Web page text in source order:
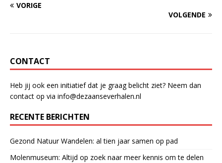
VORIGE
VOLGENDE
CONTACT
Heb jij ook een initiatief dat je graag belicht ziet? Neem dan
contact op via info@dezaanseverhalen.nl
RECENTE BERICHTEN
Gezond Natuur Wandelen: al tien jaar samen op pad
Molenmuseum: Altijd op zoek naar meer kennis om te delen